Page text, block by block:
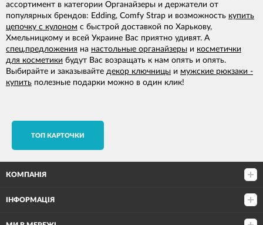
ассортимент в категории Органайзеры и держатели от
популярных брендов: Edding, Comfy Strap и возможность купить
цепочку с кулоном с быстрой доставкой по Харькову,
Хмельницкому и всей Украине Вас приятно удивят. А
спец.предложения на настольные органайзеры и косметички
для косметики будут Вас возращать к нам опять и опять.
Выбирайте и заказывайте декор ключницы и мужские рюкзаки -
купить полезные подарки можно в один клик!
TОП КАРТОЧКИ
КОМПАНІЯ
ІНФОРМАЦІЯ